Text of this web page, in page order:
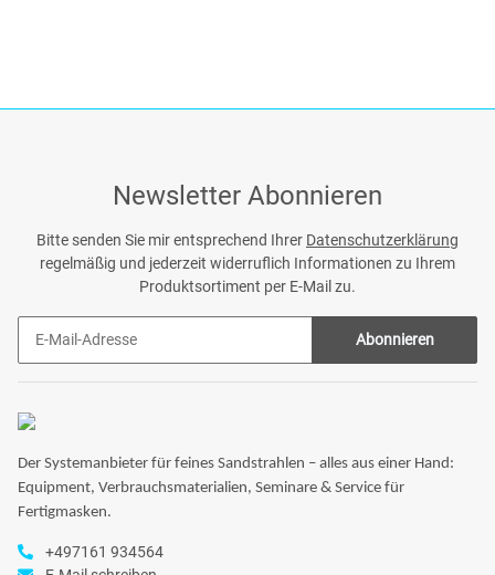
Newsletter Abonnieren
Bitte senden Sie mir entsprechend Ihrer Datenschutzerklärung
regelmäßig und jederzeit widerruflich Informationen zu Ihrem
Produktsortiment per E-Mail zu.
Abonnieren
Der Systemanbieter für feines Sandstrahlen – alles aus einer Hand:
Equipment, Verbrauchsmaterialien, Seminare & Service für
Fertigmasken.
+497161 934564